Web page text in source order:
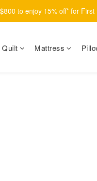
to enjoy 15% off* for
Quilt Mattress